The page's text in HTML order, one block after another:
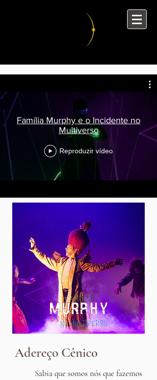
Família Murphy e o Incidente no
Multiverso
Reproduzir vídeo
Adereço Cênico
Sabia que somos nós que fazemos